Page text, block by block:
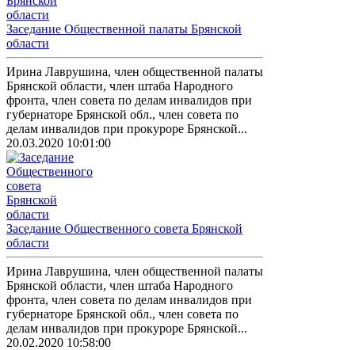
Заседание Общественной палаты Брянской
области
Ирина Лаврушина, член общественной палаты
Брянской области, член штаба Народного
фронта, член совета по делам инвалидов при
губернаторе Брянской обл., член совета по
делам инвалидов при прокуроре Брянской...
20.03.2020 10:01:00
Заседание Общественного совета Брянской
области
Ирина Лаврушина, член общественной палаты
Брянской области, член штаба Народного
фронта, член совета по делам инвалидов при
губернаторе Брянской обл., член совета по
делам инвалидов при прокуроре Брянской...
20.02.2020 10:58:00